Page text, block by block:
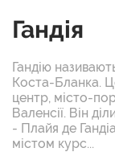
Гандія
Гандію
Коста-Бланка.
центр, місто-
Валенсії. Він
- Плайя де
містом курс...